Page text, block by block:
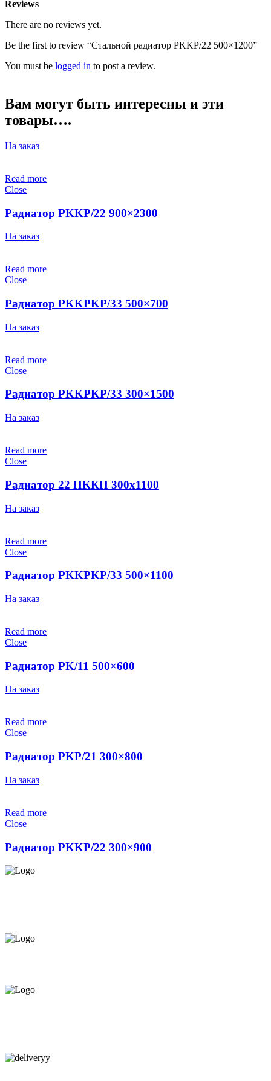
Reviews
There are no reviews yet.
Be the first to review “Стальной радиатор PKKP/22 500×1200”
You must be logged in to post a review.
Вам могут быть интересны и эти
товары….
На заказ
Read more
Close
Радиатор PKKP/22 900×2300
На заказ
Read more
Close
Радиатор PKKPKP/33 500×700
На заказ
Read more
Close
Радиатор PKKPKP/33 300×1500
На заказ
Read more
Close
Радиатор 22 ПККП 300х1100
На заказ
Read more
Close
Радиатор PKKPKP/33 500×1100
На заказ
Read more
Close
Радиатор PK/11 500×600
На заказ
Read more
Close
Радиатор PKP/21 300×800
На заказ
Read more
Close
Радиатор PKKP/22 300×900